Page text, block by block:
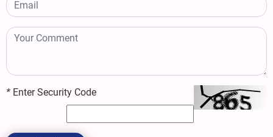
* Enter Security Code